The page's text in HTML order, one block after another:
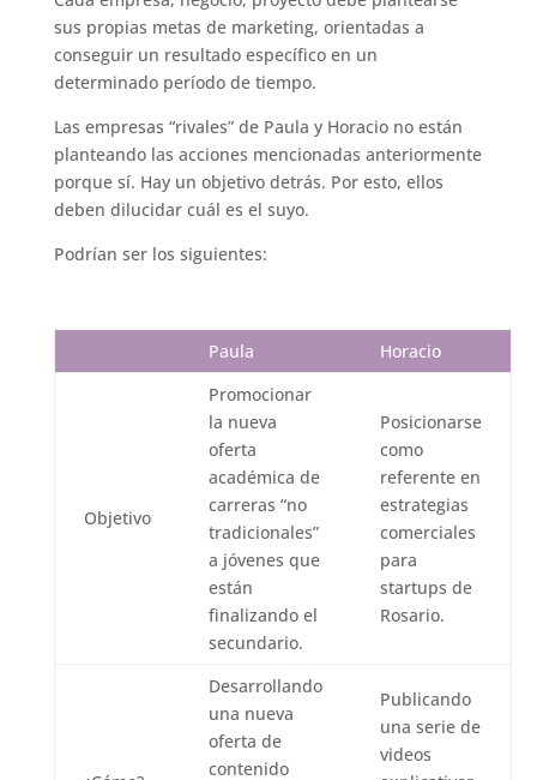
sus propias metas de marketing, orientadas a
conseguir un resultado específico en un
determinado período de tiempo.
Las empresas “rivales” de Paula y Horacio no están
planteando las acciones mencionadas anteriormente
porque sí. Hay un objetivo detrás. Por esto, ellos
deben dilucidar cuál es el suyo.
Podrían ser los siguientes:
Paula Horacio
Objetivo
Promocionar
la nueva
oferta
académica de
carreras “no
tradicionales”
a jóvenes que
están
finalizando el
secundario.
Posicionarse
como
referente en
estrategias
comerciales
para
startups de
Rosario.
Desarrollando
una nueva
oferta de
contenido
Publicando
una serie de
videos